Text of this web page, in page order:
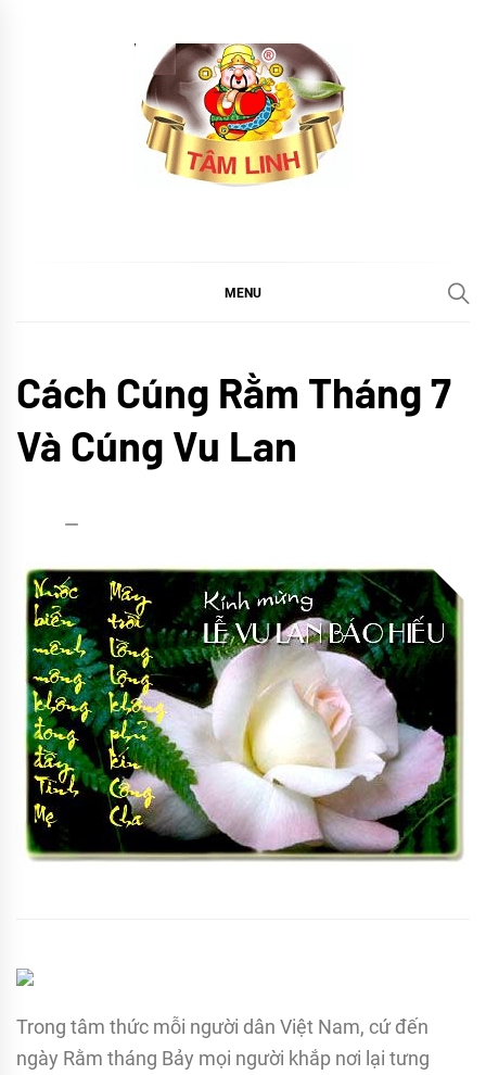
MENU
truyền
TỨC
Cách Cúng Rằm Tháng 7
Và Cúng Vu Lan
admin
Trong tâm thức mỗi người dân Việt Nam, cứ đến
ngày Rằm tháng Bảy mọi người khắp nơi lại tưng